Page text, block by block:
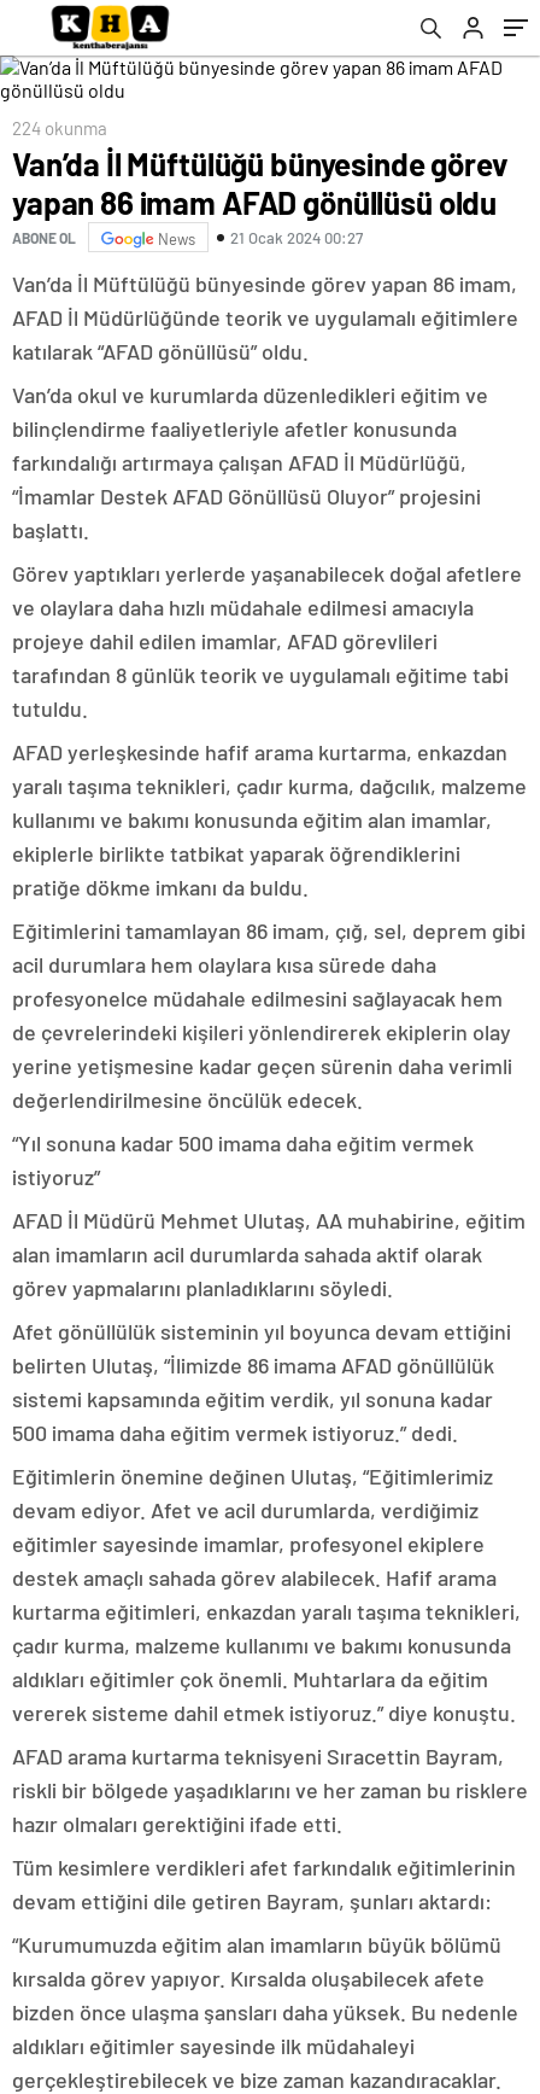
224 okunma
Van’da İl Müftülüğü bünyesinde görev
yapan 86 imam AFAD gönüllüsü oldu
ABONE OL News 21 Ocak 2024 00:27
Van’da İl Müftülüğü bünyesinde görev yapan 86 imam,
AFAD İl Müdürlüğünde teorik ve uygulamalı eğitimlere
katılarak “AFAD gönüllüsü” oldu.
Van’da okul ve kurumlarda düzenledikleri eğitim ve
bilinçlendirme faaliyetleriyle afetler konusunda
farkındalığı artırmaya çalışan AFAD İl Müdürlüğü,
“İmamlar Destek AFAD Gönüllüsü Oluyor” projesini
başlattı.
Görev yaptıkları yerlerde yaşanabilecek doğal afetlere
ve olaylara daha hızlı müdahale edilmesi amacıyla
projeye dahil edilen imamlar, AFAD görevlileri
tarafından 8 günlük teorik ve uygulamalı eğitime tabi
tutuldu.
AFAD yerleşkesinde hafif arama kurtarma, enkazdan
yaralı taşıma teknikleri, çadır kurma, dağcılık, malzeme
kullanımı ve bakımı konusunda eğitim alan imamlar,
ekiplerle birlikte tatbikat yaparak öğrendiklerini
pratiğe dökme imkanı da buldu.
Eğitimlerini tamamlayan 86 imam, çığ, sel, deprem gibi
acil durumlara hem olaylara kısa sürede daha
profesyonelce müdahale edilmesini sağlayacak hem
de çevrelerindeki kişileri yönlendirerek ekiplerin olay
yerine yetişmesine kadar geçen sürenin daha verimli
değerlendirilmesine öncülük edecek.
“Yıl sonuna kadar 500 imama daha eğitim vermek
istiyoruz”
AFAD İl Müdürü Mehmet Ulutaş, AA muhabirine, eğitim
alan imamların acil durumlarda sahada aktif olarak
görev yapmalarını planladıklarını söyledi.
Afet gönüllülük sisteminin yıl boyunca devam ettiğini
belirten Ulutaş, “İlimizde 86 imama AFAD gönüllülük
sistemi kapsamında eğitim verdik, yıl sonuna kadar
500 imama daha eğitim vermek istiyoruz.” dedi.
Eğitimlerin önemine değinen Ulutaş, “Eğitimlerimiz
devam ediyor. Afet ve acil durumlarda, verdiğimiz
eğitimler sayesinde imamlar, profesyonel ekiplere
destek amaçlı sahada görev alabilecek. Hafif arama
kurtarma eğitimleri, enkazdan yaralı taşıma teknikleri,
çadır kurma, malzeme kullanımı ve bakımı konusunda
aldıkları eğitimler çok önemli. Muhtarlara da eğitim
vererek sisteme dahil etmek istiyoruz.” diye konuştu.
AFAD arama kurtarma teknisyeni Sıracettin Bayram,
riskli bir bölgede yaşadıklarını ve her zaman bu risklere
hazır olmaları gerektiğini ifade etti.
Tüm kesimlere verdikleri afet farkındalık eğitimlerinin
devam ettiğini dile getiren Bayram, şunları aktardı:
“Kurumumuzda eğitim alan imamların büyük bölümü
kırsalda görev yapıyor. Kırsalda oluşabilecek afete
bizden önce ulaşma şansları daha yüksek. Bu nedenle
aldıkları eğitimler sayesinde ilk müdahaleyi
gerçekleştirebilecek ve bize zaman kazandıracaklar.